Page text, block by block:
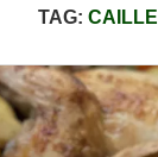
TAG: CAILLE